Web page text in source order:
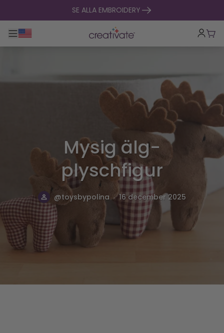
SE ALLA EMBROIDERY
Toggle huvudnavigering
Mysig älg-
plyschfigur
@toysbypolina . 16 december 2025